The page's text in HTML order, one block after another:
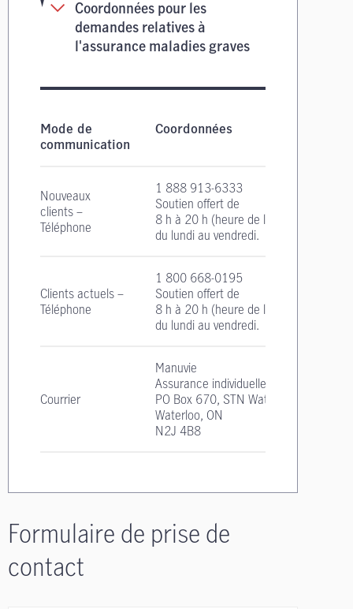
Coordonnées pour les
demandes relatives à
l'assurance maladies graves
Mode de
communication
Coordonnées
Nouveaux
clients –
Téléphone
1 888 913-6333
Soutien offert de
8 h à 20 h (heure de l'Est)
du lundi au vendredi.
Clients actuels –
Téléphone
1 800 668-0195
Soutien offert de
8 h à 20 h (heure de l'Est)
du lundi au vendredi.
Courrier
Manuvie
Assurance individuelle
PO Box 670, STN Waterloo
Waterloo, ON
N2J 4B8
Formulaire de prise de
contact